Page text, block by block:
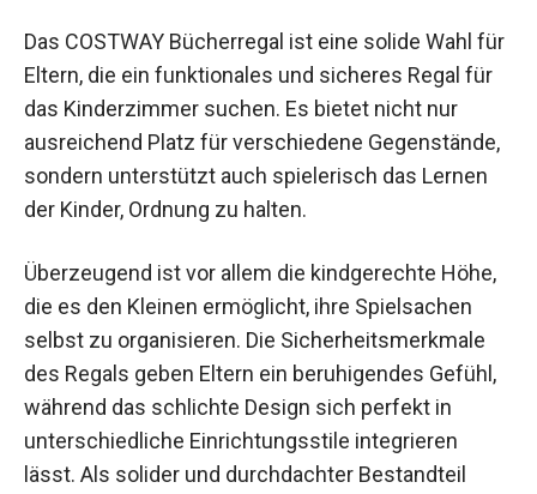
Das COSTWAY Bücherregal ist eine solide Wahl für
Eltern, die ein funktionales und sicheres Regal für
das Kinderzimmer suchen. Es bietet nicht nur
ausreichend Platz für verschiedene Gegenstände,
sondern unterstützt auch spielerisch das Lernen
der Kinder, Ordnung zu halten.
Überzeugend ist vor allem die kindgerechte Höhe,
die es den Kleinen ermöglicht, ihre Spielsachen
selbst zu organisieren. Die Sicherheitsmerkmale
des Regals geben Eltern ein beruhigendes Gefühl,
während das schlichte Design sich perfekt in
unterschiedliche Einrichtungsstile integrieren
lässt. Als solider und durchdachter Bestandteil